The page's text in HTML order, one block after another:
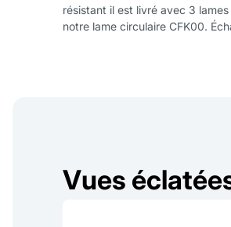
résistant il est livré avec 3
notre lame circulaire CFK00.
Vues